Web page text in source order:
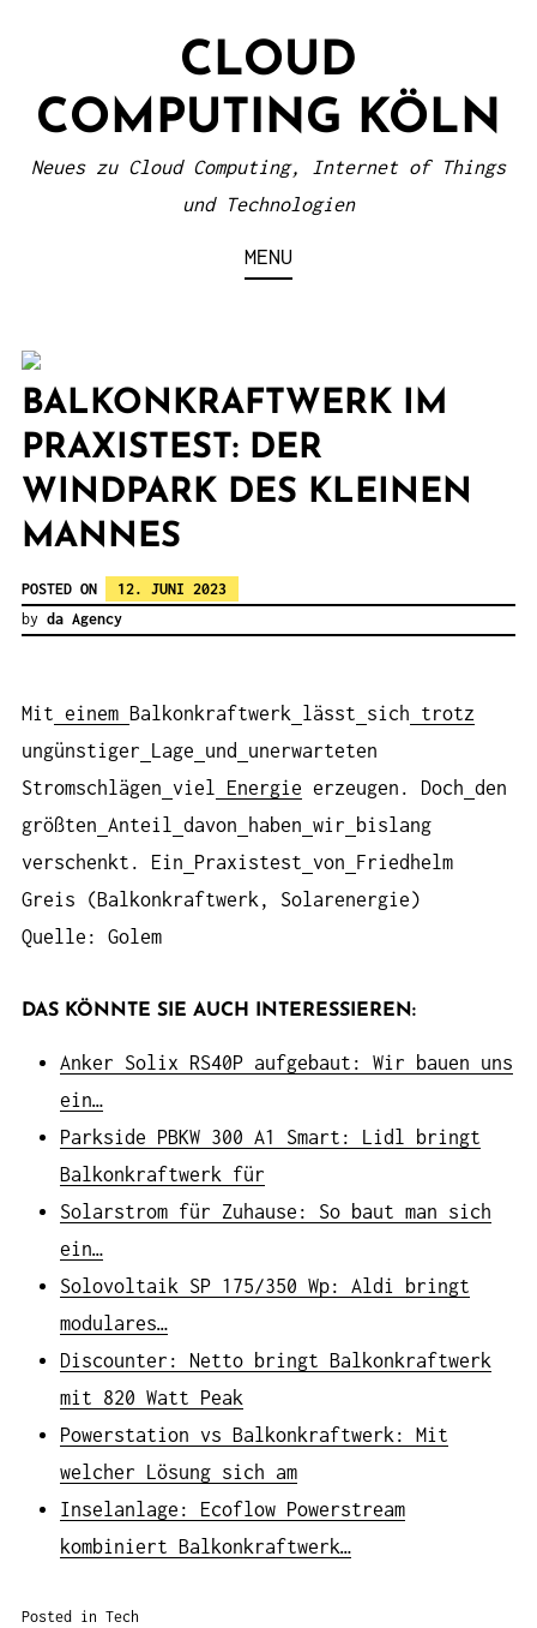
CLOUD
COMPUTING KÖLN
Neues zu Cloud Computing, Internet of Things
und Technologien
MENU
BALKONKRAFTWERK IM
PRAXISTEST: DER
WINDPARK DES KLEINEN
MANNES
POSTED ON
12. JUNI 2023
by da Agency
Mit einem Balkonkraftwerk lässt sich trotz
ungünstiger
Lage und
unerwarteten
Stromschlägen viel Energie erzeugen. Doch den
größten Anteil davon haben wir
bislang
verschenkt. Ein
Praxistest von
Friedhelm
Greis (Balkonkraftwerk, Solarenergie)
Quelle: Golem
DAS KÖNNTE SIE AUCH INTERESSIEREN:
Anker Solix RS40P aufgebaut: Wir bauen uns
ein…
Parkside PBKW 300 A1 Smart: Lidl bringt
Balkonkraftwerk für
Solarstrom für Zuhause: So baut man sich
ein…
Solovoltaik SP 175/350 Wp: Aldi bringt
modulares…
Discounter: Netto bringt Balkonkraftwerk
mit 820 Watt Peak
Powerstation vs Balkonkraftwerk: Mit
welcher Lösung sich am
Inselanlage: Ecoflow Powerstream
kombiniert Balkonkraftwerk…
Posted in Tech